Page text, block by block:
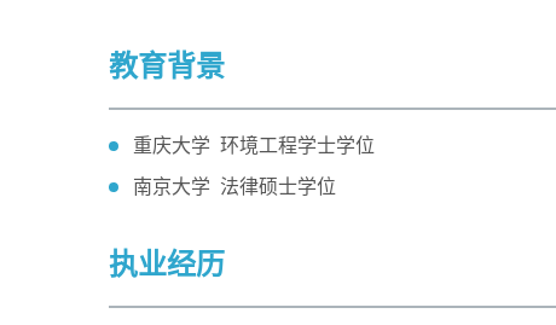
教育背景
重庆大学 环境工程学士学位
南京大学 法律硕士学位
执业经历